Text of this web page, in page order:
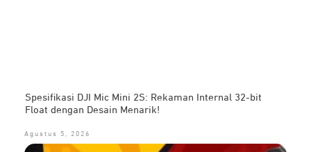
Spesifikasi DJI Mic Mini 2S: Rekaman Internal 32-bit
Float dengan Desain Menarik!
Agustus 5, 2026